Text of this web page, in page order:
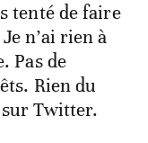
tenté de faire
n’ai rien à
Pas de
Rien du
Twitter.